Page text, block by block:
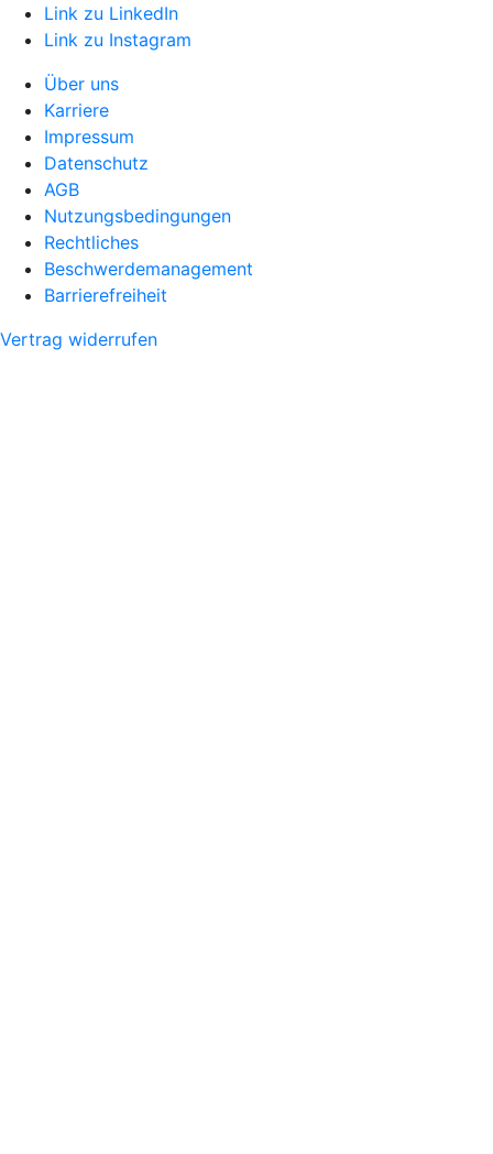
Link zu LinkedIn
Link zu Instagram
Über uns
Karriere
Impressum
Datenschutz
AGB
Nutzungsbedingungen
Rechtliches
Beschwerdemanagement
Barrierefreiheit
Vertrag widerrufen